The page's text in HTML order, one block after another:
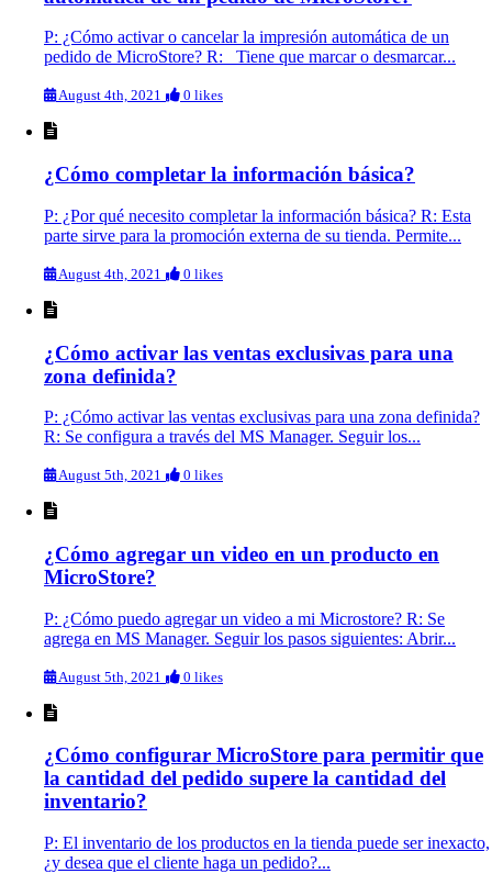
P: ¿Cómo activar o cancelar la impresión automática de un
pedido de MicroStore? R: Tiene que marcar o desmarcar...
August 4th, 2021 0 likes
¿Cómo completar la información básica?
P: ¿Por qué necesito completar la información básica? R: Esta
parte sirve para la promoción externa de su tienda. Permite...
August 4th, 2021 0 likes
¿Cómo activar las ventas exclusivas para una
zona definida?
P: ¿Cómo activar las ventas exclusivas para una zona definida?
R: Se configura a través del MS Manager. Seguir los...
August 5th, 2021 0 likes
¿Cómo agregar un video en un producto en
MicroStore?
P: ¿Cómo puedo agregar un video a mi Microstore? R: Se
agrega en MS Manager. Seguir los pasos siguientes: Abrir...
August 5th, 2021 0 likes
¿Cómo configurar MicroStore para permitir que
la cantidad del pedido supere la cantidad del
inventario?
P: El inventario de los productos en la tienda puede ser inexacto,
¿y desea que el cliente haga un pedido?...